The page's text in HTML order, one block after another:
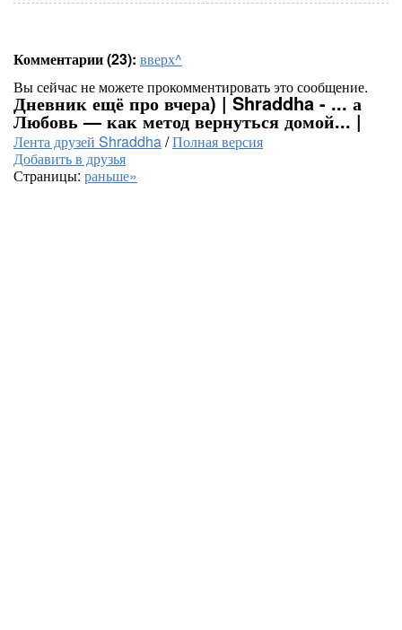
Комментарии (23): вверх^
Вы сейчас не можете прокомментировать это сообщение.
Дневник ещё про вчера) | Shraddha - ... а
Любовь — как метод вернуться домой... |
Лента друзей Shraddha/Полная версия
Добавить в друзья
Страницы: раньше»